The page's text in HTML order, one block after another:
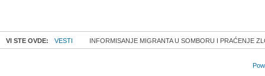
VI STE OVDE: VESTI INFORMISANJE MIGRANTA U SOMBORU I PRAĆENJE